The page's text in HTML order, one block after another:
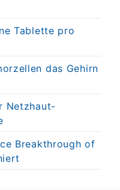
Tablette pro
das Gehirn
Netzhaut-
Breakthrough of